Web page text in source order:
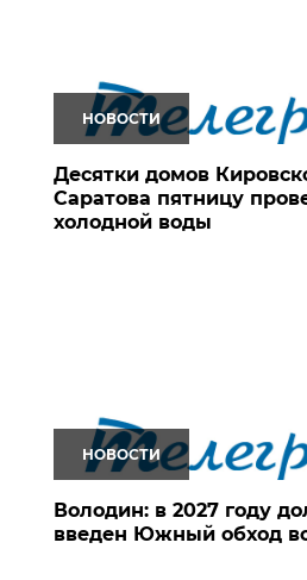
НОВОСТИ
Десятки домов
Саратова пятницу
холодной воды
НОВОСТИ
Володин: в 2027 году
введен Южный обход